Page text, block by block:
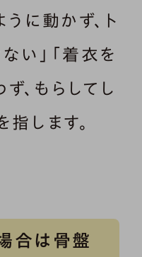
うに動かず、ト
い」「着衣を
、もらしてし
指します。
合は骨盤